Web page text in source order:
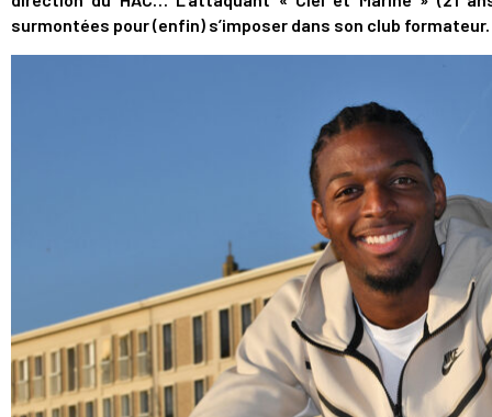
surmontées pour (enfin) s’imposer dans son club formateur.